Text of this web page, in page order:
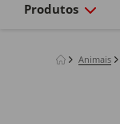
Produtos
Animais